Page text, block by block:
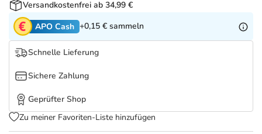
Tierapotheke
Vitamine & Mineralstoffe
Marken
Salus Deals
Versandkostenfrei ab 34,99 €
APO Cash +0,15 € sammeln
Schnelle Lieferung
Sichere Zahlung
Geprüfter Shop
Zu meiner Favoriten-Liste hinzufügen